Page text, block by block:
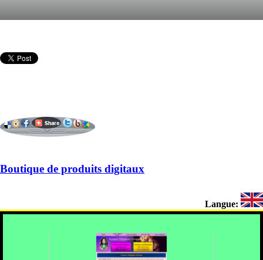
Boutique de produits digitaux
Langue: